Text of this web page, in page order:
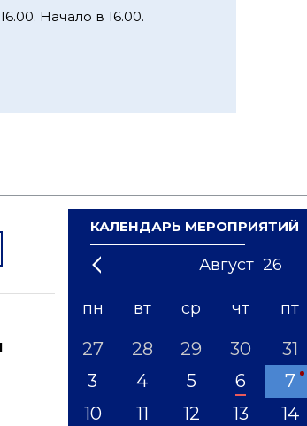
Начало в 16.00.
КАЛЕНДАРЬ МЕРОПРИЯТИЙ
Август 26
1 3 5 8
'21 '23 '24 '25 '26 '27 '28
пн вт ср чт пт
27 28 29 30 31
3
4 5 6 7
10
11 12 13 14